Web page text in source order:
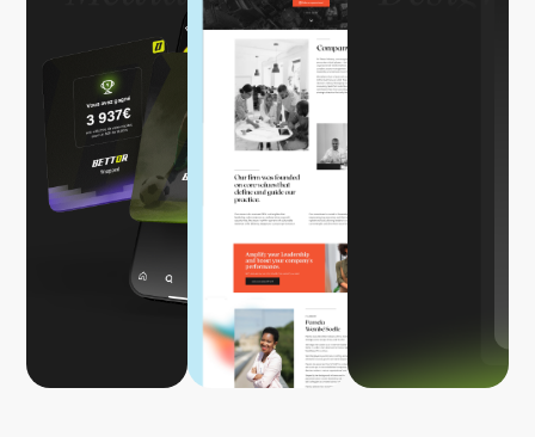
Bettor
Identité
visuelle
Gleamadvisory
Site
vitrine